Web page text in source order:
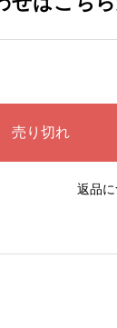
返品